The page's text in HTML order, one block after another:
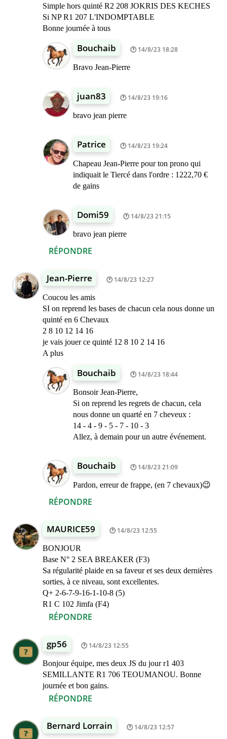
Simple hors quinté R2 208 JOKRIS DES KECHES
Si NP R1 207 L'INDOMPTABLE
Bonne journée à tous
RÉPONDRE
Bouchaib 14/8/23 18:28
Bravo Jean-Pierre
juan83 14/8/23 19:16
bravo jean pierre
Patrice 14/8/23 19:24
Chapeau Jean-Pierre pour ton prono qui
indiquait le Tiercé dans l'ordre : 1222,70 €
de gains
Domi59 14/8/23 21:15
bravo jean pierre
Jean-Pierre 14/8/23 12:27
Coucou les amis
SI on reprend les bases de chacun cela nous donne un
quinté en 6 Chevaux
2 8 10 12 14 16
je vais jouer ce quinté 12 8 10 2 14 16
A plus
RÉPONDRE
Bouchaib 14/8/23 18:44
Bonsoir Jean-Pierre,
Si on reprend les regrets de chacun, cela
nous donne un quarté en 7 cheveux :
14 - 4 - 9 - 5 - 7 - 10 - 3
Allez, à demain pour un autre événement.
Bouchaib 14/8/23 21:09
Pardon, erreur de frappe, (en 7 chevaux)😉
MAURICE59 14/8/23 12:55
BONJOUR
Base N° 2 SEA BREAKER (F3)
Sa régularité plaide en sa faveur et ses deux dernières
sorties, à ce niveau, sont excellentes.
Q+ 2-6-7-9-16-1-10-8 (5)
R1 C 102 Jimfa (F4)
RÉPONDRE
gp56 14/8/23 12:55
Bonjour équipe, mes deux JS du jour r1 403
SEMILLANTE R1 706 TEOUMANOU. Bonne
journée et bon gains.
RÉPONDRE
Bernard Lorrain 14/8/23 12:57